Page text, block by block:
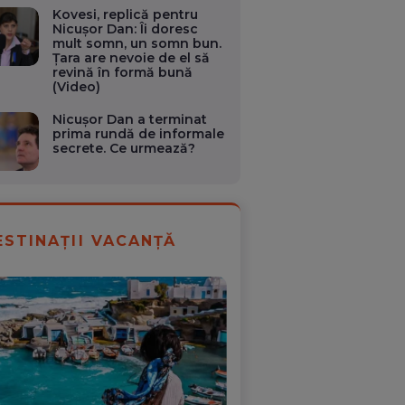
Kovesi, replică pentru
Nicușor Dan: Îi doresc
mult somn, un somn bun.
Țara are nevoie de el să
revină în formă bună
(Video)
Nicușor Dan a terminat
prima rundă de informale
secrete. Ce urmează?
VACANȚĂ